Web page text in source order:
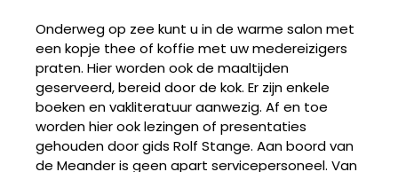
Onderweg op zee kunt u in de warme salon met
een kopje thee of koffie met uw medereizigers
praten. Hier worden ook de maaltijden
geserveerd, bereid door de kok. Er zijn enkele
boeken en vakliteratuur aanwezig. Af en toe
worden hier ook lezingen of presentaties
gehouden door gids Rolf Stange. Aan boord van
de Meander is geen apart servicepersoneel. Van